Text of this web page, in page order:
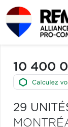
10 400
29